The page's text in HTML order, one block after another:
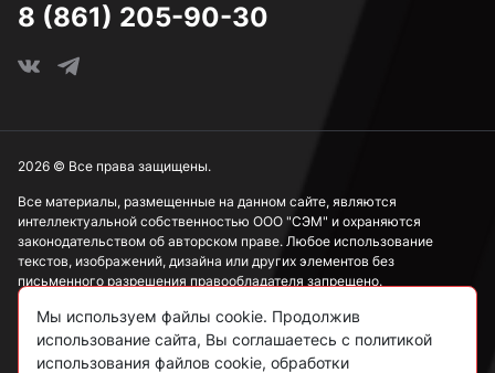
8 (861) 205-90-30
Все материалы, размещенные на данном сайте, являются
интеллектуальной собственностью ООО "СЭМ" и охраняются
законодательством об авторском праве. Любое использование
текстов, изображений, дизайна или других элементов без
письменного разрешения правообладателя запрещено.
Информация, представленная на сайте, носит исключительно
ознакомительный характер и не может рассматриваться как
публичная оферта в соответствии со ст. 437 ГК РФ.
2026 © Все права защищены.
Мы используем файлы cookie. Продолжив
использование сайта, Вы соглашаетесь с политикой
использования файлов cookie, обработки